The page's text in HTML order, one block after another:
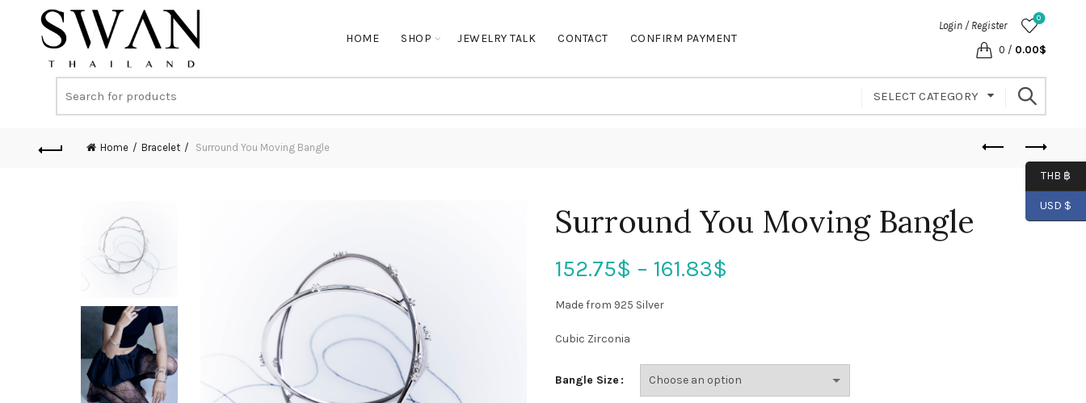
HOME SHOP JEWELRY TALK CONTACT CONFIRM PAYMENT
Login / Register
0
0 / 0.00$
SELECT CATEGORY
Home Bracelet Surround You Moving Bangle
Surround You Moving Bangle
152.75$ – 161.83$
Made from 925 Silver
Cubic Zirconia
Bangle Size
THB ฿
USD $